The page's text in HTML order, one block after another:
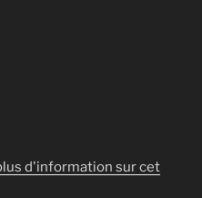
d'information sur cet